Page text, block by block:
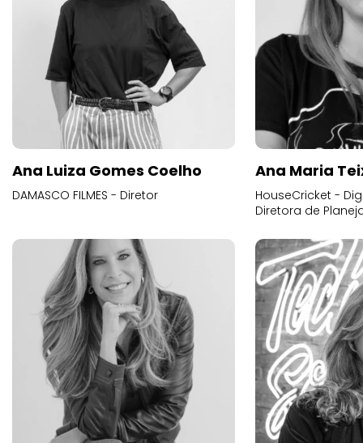
Ana Luiza Gomes Coelho
DAMASCO FILMES - Diretor
Ana Maria
HouseCricket -
Diretora de